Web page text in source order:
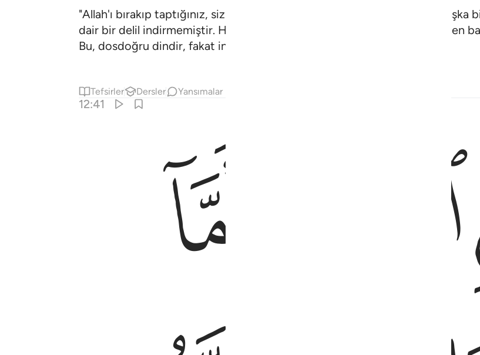
"Allah'ı bırakıp taptığınız, sizin ve babalarınızın adlandırdığı putlardan
dair bir delil indirmemiştir. Hüküm vermek ancak Allah'a aittir; kendisinden
Bu, dosdoğru dindir, fakat insanların çoğu bilmezler".
Tefsirler Dersler Yansımalar
12:41
فَتَأْكُلُ ٱلطَّيْرُ مِن رَّأْسِهِۦ ۚ قُضِىَ ٱلْأَمْرُ ٱلَّذِى فِيهِ تَسْتَفْتِيَانِ ٤١
ﲌ
ﲍ